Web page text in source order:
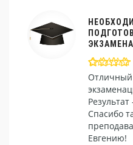
ЭКЗАМЕНА
Отличный
Спасибо
Евгению!